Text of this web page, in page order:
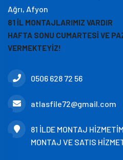
Ağrı, Afyon
81 İL MONTAJLARIMIZ VARDIR
HAFTA SONU CUMARTESİ VE
VERMEKTEYİZ!
0506 628 72 56
atlasfile72@gmail.com
81 İLDE MONTAJ
MONTAJ VE SATIS